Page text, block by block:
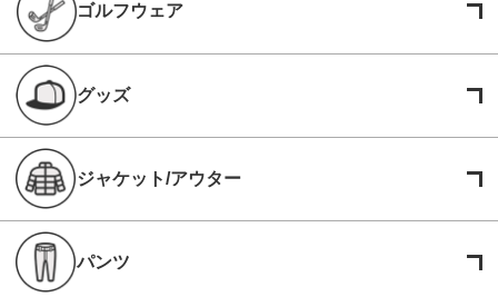
ゴルフウェア
グッズ
ジャケット/アウター
パンツ